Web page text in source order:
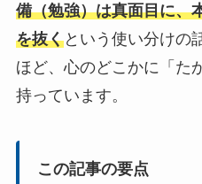
備（勉強）は真面目に、
を抜くという使い分けの
ほど、心のどこかに「た
持っています。
この記事の要点